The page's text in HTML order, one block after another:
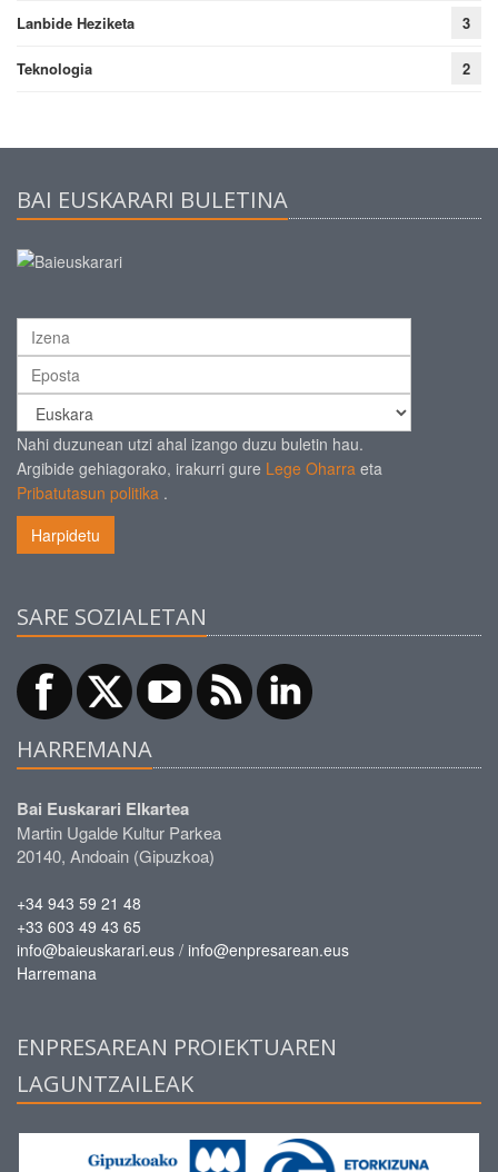
Lanbide Heziketa 3
Teknologia 2
BAI EUSKARARI BULETINA
Nahi duzunean utzi ahal izango duzu buletin hau.
Argibide gehiagorako, irakurri gure Lege Oharra eta
Pribatutasun politika .
Harpidetu
SARE SOZIALETAN
HARREMANA
Bai Euskarari Elkartea
Martin Ugalde Kultur Parkea
20140, Andoain (Gipuzkoa)
+34 943 59 21 48
+33 603 49 43 65
info@baieuskarari.eus / info@enpresarean.eus
Harremana
ENPRESAREAN PROIEKTUAREN
LAGUNTZAILEAK